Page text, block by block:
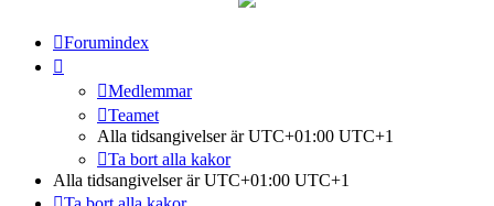
Forumindex
Medlemmar
Teamet
Alla tidsangivelser är UTC+01:00 UTC+1
Ta bort alla kakor
Alla tidsangivelser är UTC+01:00 UTC+1